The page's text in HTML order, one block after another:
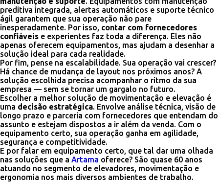
preditiva integrada, alertas automáticos e suporte técnico
ágil garantem que sua operação não pare
inesperadamente. Por isso, contar com fornecedores
confiáveis e experientes faz toda a diferença. Eles não
apenas oferecem equipamentos, mas ajudam a desenhar a
solução ideal para cada realidade.
Por fim, pense na escalabilidade. Sua operação vai crescer?
Há chance de mudança de layout nos próximos anos? A
solução escolhida precisa acompanhar o ritmo da sua
empresa — sem se tornar um gargalo no futuro.
Escolher a melhor solução de movimentação e elevação é
uma decisão estratégica. Envolve análise técnica, visão de
longo prazo e parceria com fornecedores que entendam do
assunto e estejam dispostos a ir além da venda. Com o
equipamento certo, sua operação ganha em agilidade,
segurança e competitividade.
E por falar em equipamento certo, que tal dar uma olhada
nas soluções que a Artama oferece? São quase 60 anos
atuando no segmento de elevadores, movimentação e
ergonomia nos mais diversos ambientes de trabalho.